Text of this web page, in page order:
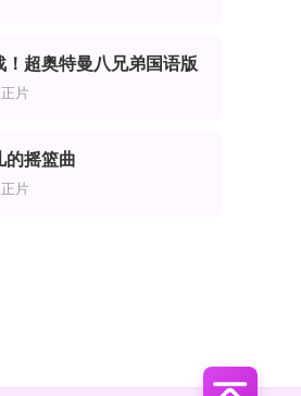
！超奥特曼八兄弟国语版
正片
的摇篮曲
正片